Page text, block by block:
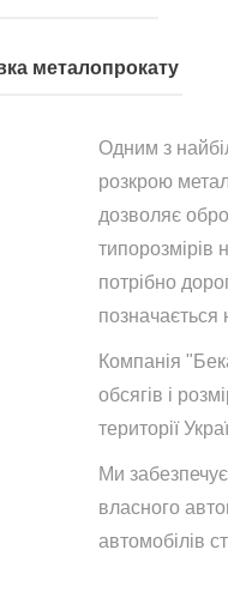
металопрокату
Одним з
розкрою
дозволяє
типорозмірів
потрібно
позначається
Компанія
обсягів і
території
Ми
власного
автомобілів